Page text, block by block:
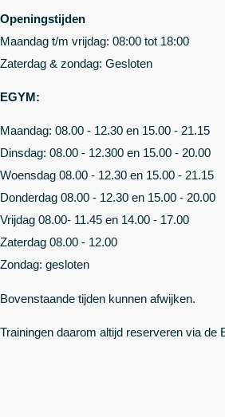
Openingstijden
Maandag t/m vrijdag: 08:00 tot 18:00
Zaterdag & zondag: Gesloten
EGYM:
Maandag: 08.00 - 12.30 en 15.00 - 21.15
Dinsdag: 08.00 - 12.300 en 15.00 - 20.00
Woensdag 08.00 - 12.30 en 15.00 - 21.15
Donderdag 08.00 - 12.30 en 15.00 - 20.00
Vrijdag 08.00- 11.45 en 14.00 - 17.00
Zaterdag 08.00 - 12.00
Zondag: gesloten
Bovenstaande tijden kunnen afwijken.
Trainingen daarom altijd reserveren via de